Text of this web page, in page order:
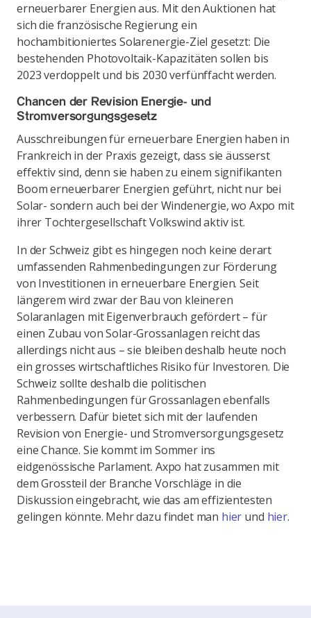
erneuerbarer Energien aus. Mit den Auktionen hat
sich die französische Regierung ein
hochambitioniertes Solarenergie-Ziel gesetzt: Die
bestehenden Photovoltaik-Kapazitäten sollen bis
2023 verdoppelt und bis 2030 verfünffacht werden.
Chancen der Revision Energie- und
Stromversorgungsgesetz
Ausschreibungen für erneuerbare Energien haben in
Frankreich in der Praxis gezeigt, dass sie äusserst
effektiv sind, denn sie haben zu einem signifikanten
Boom erneuerbarer Energien geführt, nicht nur bei
Solar- sondern auch bei der Windenergie, wo Axpo mit
ihrer Tochtergesellschaft Volkswind aktiv ist.
In der Schweiz gibt es hingegen noch keine derart
umfassenden Rahmenbedingungen zur Förderung
von Investitionen in erneuerbare Energien. Seit
längerem wird zwar der Bau von kleineren
Solaranlagen mit Eigenverbrauch gefördert – für
einen Zubau von Solar-Grossanlagen reicht das
allerdings nicht aus – sie bleiben deshalb heute noch
ein grosses wirtschaftliches Risiko für Investoren. Die
Schweiz sollte deshalb die politischen
Rahmenbedingungen für Grossanlagen ebenfalls
verbessern. Dafür bietet sich mit der laufenden
Revision von Energie- und Stromversorgungsgesetz
eine Chance. Sie kommt im Sommer ins
eidgenössische Parlament. Axpo hat zusammen mit
dem Grossteil der Branche Vorschläge in die
Diskussion eingebracht, wie das am effizientesten
gelingen könnte. Mehr dazu findet man hier und hier.